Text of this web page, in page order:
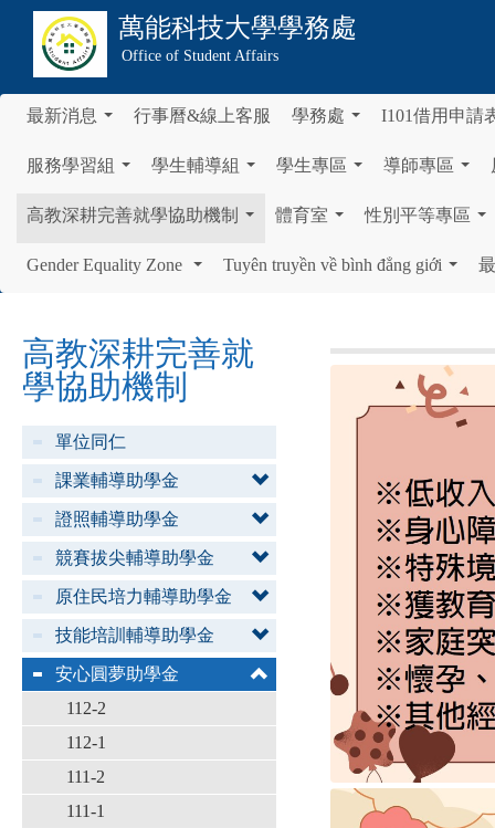
萬能科技大學學務處
Office of Student Affairs
最新消息 行事曆&線上客服 學務處 I101借用申請
服務學習組 學生輔導組 學生專區 導師專區
高教深耕完善就學協助機制 體育室 性別平等專區
Gender Equality Zone
Tuyên truyền về bình đẳng giới
高教深耕完善就
學協助機制
單位同仁
課業輔導助學金
證照輔導助學金
競賽拔尖輔導助學金
原住民培力輔導助學金
技能培訓輔導助學金
安心圓夢助學金
112-2
112-1
111-2
111-1